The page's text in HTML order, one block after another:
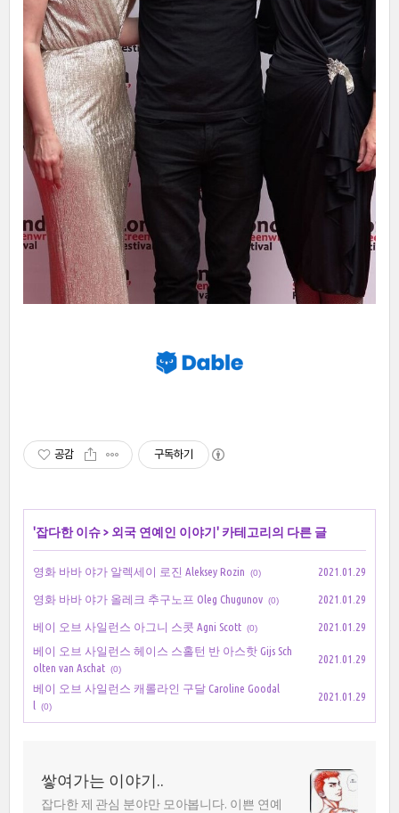
공감 구독하기
'잡다한 이슈> 외국 연예인 이야기 ' 카테고리의 다른 글
영화 바바 야가 알렉세이 로진 Aleksey Rozin (0) 2021.01.29
영화 바바 야가 올레크 추구노프 Oleg Chugunov (0) 2021.01.29
베이 오브 사일런스 아그니 스콧 Agni Scott (0)
2021.01.29
베이 오브 사일런스 헤이스 스홀턴 반 아스핫 Gijs Sch
olten van Aschat (0)
2021.01.29
베이 오브 사일런스 캐롤라인 구달 Caroline Goodal
(0)
2021.01.29
쌓여가는 이야기..
잡다한 제 관심 분야만 모아봅니다. 이쁜 연예